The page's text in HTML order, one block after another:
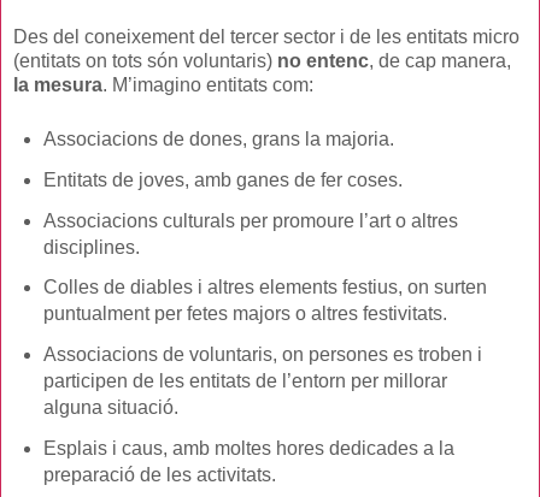
Des del coneixement del tercer sector i de les entitats micro
(entitats on tots són voluntaris) no entenc, de cap manera,
la mesura. M’imagino entitats com:
Associacions de dones, grans la majoria.
Entitats de joves, amb ganes de fer coses.
Associacions culturals per promoure l’art o altres
disciplines.
Colles de diables i altres elements festius, on surten
puntualment per fetes majors o altres festivitats.
Associacions de voluntaris, on persones es troben i
participen de les entitats de l’entorn per millorar
alguna situació.
Esplais i caus, amb moltes hores dedicades a la
preparació de les activitats.